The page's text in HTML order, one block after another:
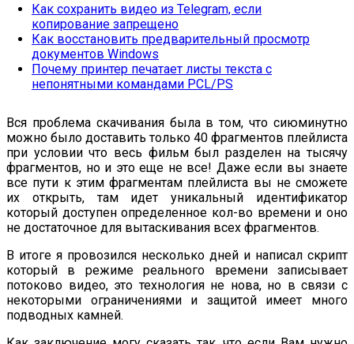
Как сохранить видео из Telegram, если
копирование запрещено
Как восстановить предварительный просмотр
документов Windows
Почему принтер печатает листы текста с
непонятными командами PCL/PS
Вся проблема скачивания была в том, что сиюминутно
можно было доставить только 40 фрагментов плейлиста
при условии что весь фильм был разделен на тысячу
фрагментов, но и это еще не все! Даже если вы знаете
все пути к этим фрагментам плейлиста вы не сможете
их открыть, там идет уникальный идентификатор
который доступен определенное кол-во времени и оно
не достаточное для вытаскивания всех фрагментов.
В итоге я провозился несколько дней и написал скрипт
который в режиме реального времени записывает
потоково видео, это технология не нова, но в связи с
некоторыми ограничениями и защитой имеет много
подводных камней.